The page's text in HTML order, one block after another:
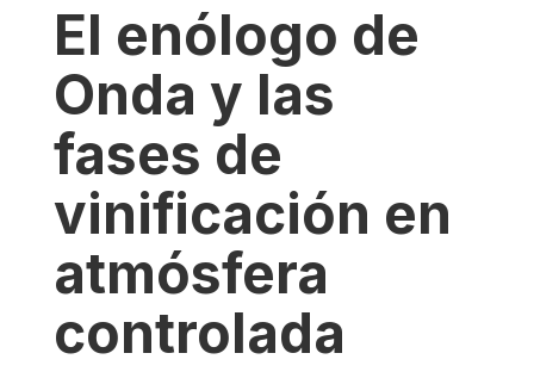
El enólogo de
Onda y las
fases de
vinificación en
atmósfera
controlada